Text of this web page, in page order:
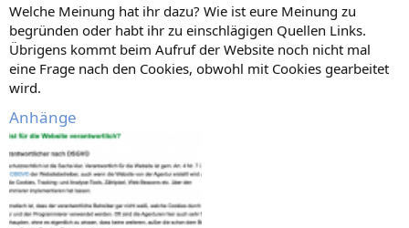
Welche Meinung hat ihr dazu? Wie ist eure Meinung zu
begründen oder habt ihr zu einschlägigen Quellen Links.
Übrigens kommt beim Aufruf der Website noch nicht mal
eine Frage nach den Cookies, obwohl mit Cookies gearbeitet
wird.
Anhänge